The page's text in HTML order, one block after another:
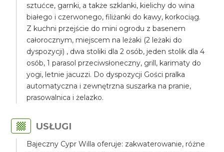
sztućce, garnki, a także szklanki, kielichy do wina
białego i czerwonego, filiżanki do kawy, korkociąg.
Z kuchni przejście do mini ogrodu z basenem
całorocznym, miejscem na leżaki (2 leżaki do
dyspozycji) , dwa stoliki dla 2 osób, jeden stolik dla 4
osób, 1 parasol przeciwsłoneczny, grill, karimaty do
yogi, letnie jacuzzi. Do dyspozycji Gości pralka
automatyczna i zewnętrzna suszarka na pranie,
prasowalnica i żelazko.
USŁUGI
Bajeczny Cypr Willa oferuje: zakwaterowanie, różne